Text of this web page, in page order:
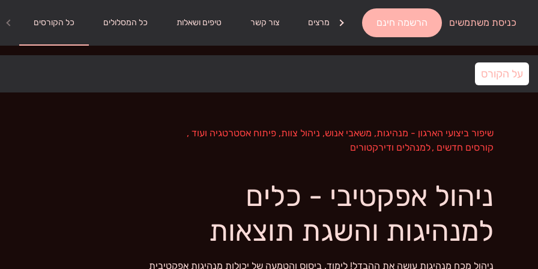
כל הקורסים כל המסלולים טיפים ושאלות צור קשר מרצים אודותהרשמה חינם כניסת משתמשים
על הקורס
שיפור ביצועי הארגון - מנהיגות, משאבי אנוש, ניהול צוות, פיתוח אסטרטגיה ועוד ,
קורסים חדשים ,למנהלים ודירקטורים
ניהול אפקטיבי - כלים
למנהיגות והשגת תוצאות
ניהול מכח מנהיגות עושה את ההבדל! לימוד, ביסוס והטמעה של יכולות מנהיגות אפקטיבית